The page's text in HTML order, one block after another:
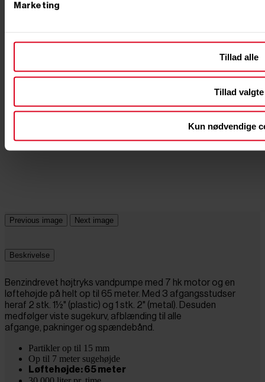
Marketing
Tillad alle
Tillad valgte
Kun nødvendige
Previous image Next image
Beskrivelse
Benzindrevet højtryks vandpumpe med 7 hk motor og en
løftehøjde på helt op til 65 meter. Med 3 afgangsstudser
heraf 2 stk. 1½" (plastic) og 1 stk. 2" (metal). Desuden
medfølger viste sugekurv, afblænding til alle
afgange, pakninger og spændebånd.
Partikler op til 15 mm
Op til 7 meter sugehøjde
Løftehøjde: 65 meter